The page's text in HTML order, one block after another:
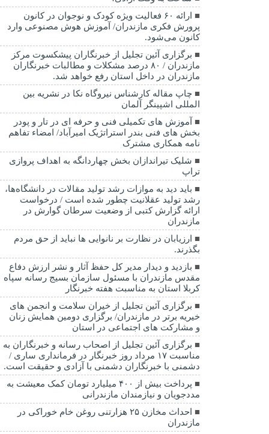
ارائه ۶۰ فعالیت ویژه کودک و نوجوان در کانون
پرورش فکری مازندران/ آموزش هوش مصنوعی وارد
کانون می‌شود.
برگزاری آئین تجلیل از خبرنگاران پیشکسوت مرکز
مازندران / ۸۰ درصد مشکلات و مطالبات خبرنگاران
مازندران در داخل استان رفع خواهد شد.
چاپ مقاله کارشناس نيروگاه نكا در نشریه بین
المللی اشپینگر آلمان
آموزش های تکمیلی فنی و حرفه ای در تار و پودر
بخش های فنی بندر استراتژیک امیرآباد/ امضاء تفاهم
نامه همکاری مشترک
شلیک تیراندازان بخش چهاردانگه به اهداف پروازی
تراپ
باید دید به موازات رشد تولید مقالات در دانشگاه‌ها،
رشد تولید عقلانیت چطور شده است / درخواست
ارائه گزارش کتبی از وضعیت سرطان گوارش در
مازندران
ارزیابان در نظارت بر نانوایی ها نباید از حق مردم
بگذرند.
بازدید و دیدار مدیر کل حفظ آثار و نشر ارزش دفاع
مقدس مازندران با مسئول سازمان بسیج رسانه سپاه
کربلا استان به مناسبت هفته خبرنگار
برگزاری آئین تجلیل از خیران سلامت و انجمن های
خیریه برتر در مازندران/ برگزاری دومین همایش زنان
و مشارکت های اجتماعی در استان
برگزاری آئین تجلیل از اصحاب رسانه و خبرنگاران به
مناسبت ۱۷ مرداد روز خبرنگار در فرمانداری ساری /
دشمنی با خبرنگاران دشمنی با آزادی و حقیقت است.
پرداخت بیش از ۴۰۰ میلیارد تومان کمک معیشت به
مددجویان و نیازمندان مازندرانی
احداث مخازن ۲۵ هزارتنی روغن خام خوراکی در
مازندران